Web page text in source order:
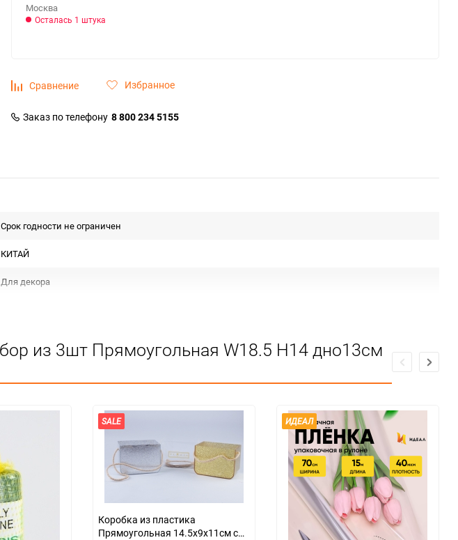
Москва
Осталась 1 штука
Сравнение Избранное
Заказ по телефону 8 800 234 5155
Срок годности не ограничен
КИТАЙ
Для декора
из 3шт Прямоугольная W18.5 H14 дно13см
SALE
Коробка из пластика
Прямоугольная 14.5х9х11см с
ИДЕАЛ